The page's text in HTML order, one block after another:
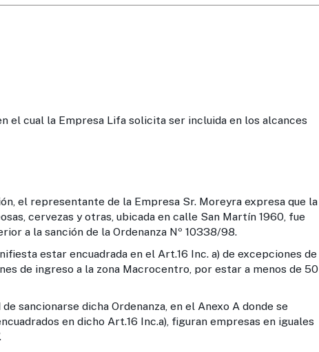
la Empresa Lifa solicita ser incluida en los alcances
de la Empresa Sr. Moreyra expresa que la
cervezas y otras, ubicada en calle San Martín 1960, fue
a la sanción de la Ordenanza Nº 10338/98.
encuadrada en el Art.16 Inc. a) de excepciones de
de ingreso a la zona Macrocentro, por estar a menos de 50
dicha Ordenanza, en el Anexo A donde se
en dicho Art.16 Inc.a), figuran empresas en iguales